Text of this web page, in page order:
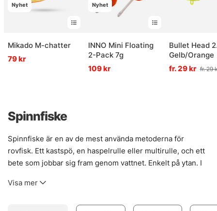
Nyhet
Mikado M-chatter
79 kr
Nyhet
INNO Mini Floating
2-Pack 7g
109 kr
Bullet Head
Gelb/Orange
fr. 29 kr fr. 29
Spinnfiske
Spinnfiske är en av de mest använda metoderna för
rovfisk. Ett kastspö, en haspelrulle eller multirulle, och ett
bete som jobbar sig fram genom vattnet. Enkelt på ytan. I
lever — när fart, paus, djup och val av bete får spela ihop.
Visa mer